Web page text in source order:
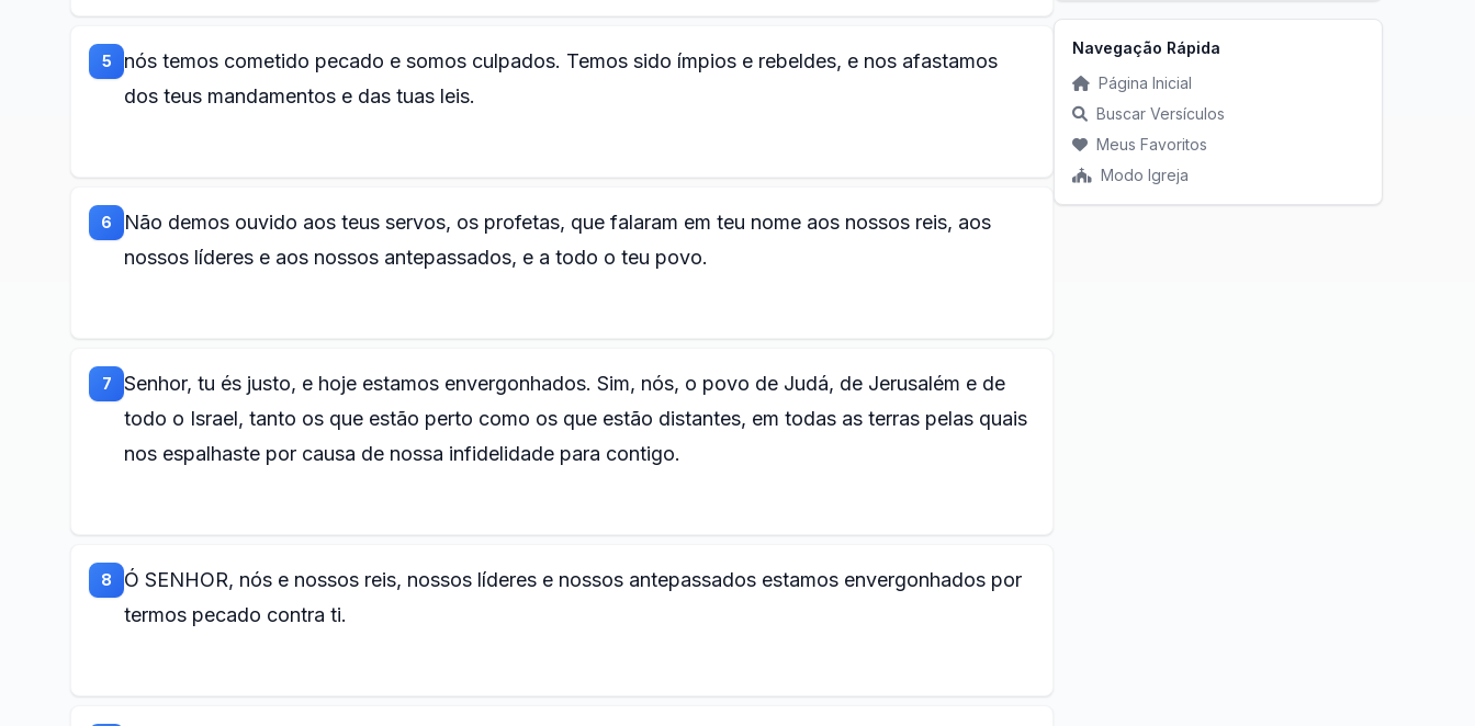
5
nós temos cometido pecado e somos culpados. Temos sido ímpios e rebeldes, e nos afastamos
dos teus mandamentos e das tuas leis.
6
Não demos ouvido aos teus servos, os profetas, que falaram em teu nome aos nossos reis, aos
nossos líderes e aos nossos antepassados, e a todo o teu povo.
7
Senhor, tu és justo, e hoje estamos envergonhados. Sim, nós, o povo de Judá, de Jerusalém e de
todo o Israel, tanto os que estão perto como os que estão distantes, em todas as terras pelas quais
nos espalhaste por causa de nossa infidelidade para contigo.
8
Ó SENHOR, nós e nossos reis, nossos líderes e nossos antepassados estamos envergonhados por
termos pecado contra ti.
Navegação Rápida
Página Inicial
Buscar Versículos
Meus Favoritos
Modo Igreja